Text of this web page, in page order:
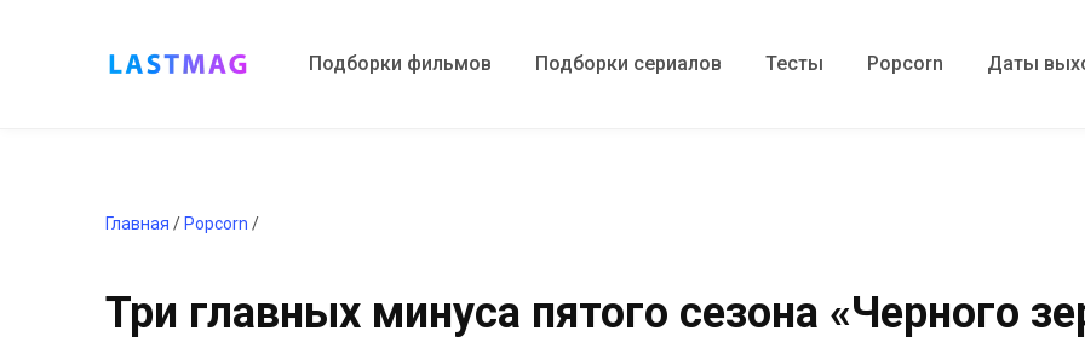
Подборки фильмов Подборки сериалов Тесты Popcorn Даты
Главная / Popcorn /
Три главных минуса пятого сезона «Черного